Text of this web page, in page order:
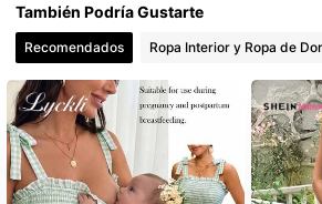
4.88 482K Seguidores
También Podría Gustarte
Recomendados Ropa Interior y Ropa de